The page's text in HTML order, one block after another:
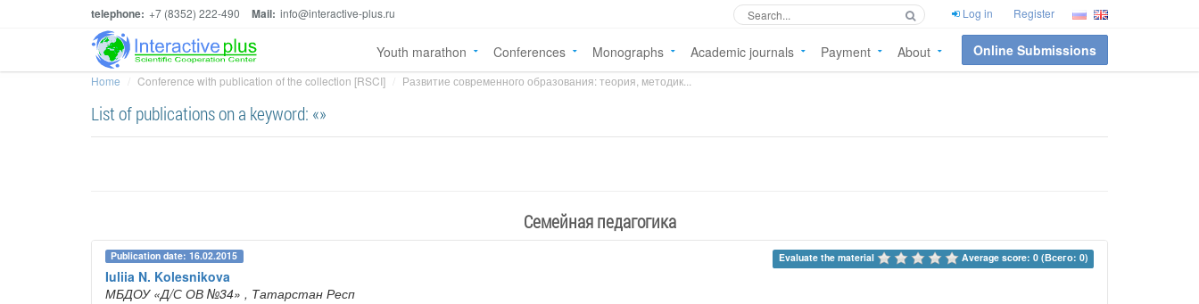
telephone: +7 (8352) 222-490 Mail: info@interactive-plus.ru Log in Register
Youth marathon Conferences Monographs Academic journals Payment About Online Submissions
Home Conference with publication of the collection [RSCI] Развитие современного образования: теория, методик...
List of publications on a keyword: «»
Семейная педагогика
Publication date: 16.02.2015 Evaluate the material Average score: 0 (Всего: 0)
Iuliia N. Kolesnikova
МБДОУ «Д/С ОВ №34» , Татарстан Респ